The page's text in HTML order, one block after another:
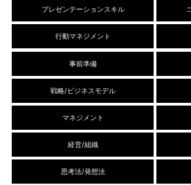
プレゼンテーションスキル
行動マネジメント
事前準備
戦略/ビジネスモデル
マネジメント
経営/組織
思考法/発想法